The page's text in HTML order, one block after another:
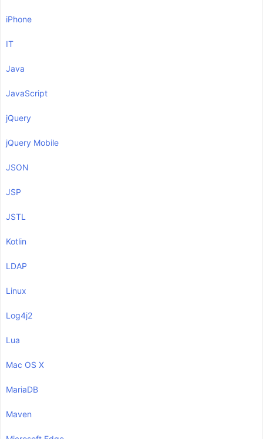
iPhone
IT
Java
JavaScript
jQuery
jQuery Mobile
JSON
JSP
JSTL
Kotlin
LDAP
Linux
Log4j2
Lua
Mac OS X
MariaDB
Maven